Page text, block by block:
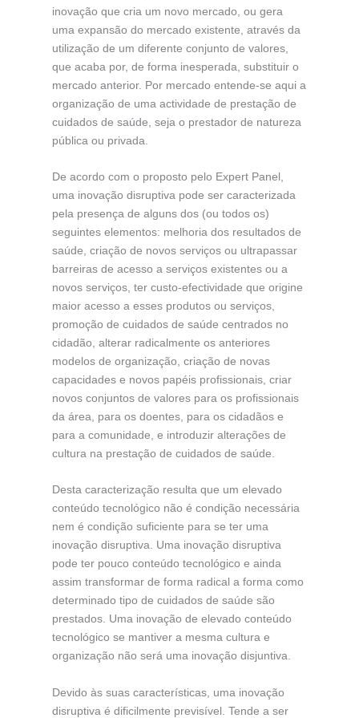
inovação que cria um novo mercado, ou gera
uma expansão do mercado existente, através da
utilização de um diferente conjunto de valores,
que acaba por, de forma inesperada, substituir o
mercado anterior. Por mercado entende-se aqui a
organização de uma actividade de prestação de
cuidados de saúde, seja o prestador de natureza
pública ou privada.
De acordo com o proposto pelo Expert Panel,
uma inovação disruptiva pode ser caracterizada
pela presença de alguns dos (ou todos os)
seguintes elementos: melhoria dos resultados de
saúde, criação de novos serviços ou ultrapassar
barreiras de acesso a serviços existentes ou a
novos serviços, ter custo-efectividade que origine
maior acesso a esses produtos ou serviços,
promoção de cuidados de saúde centrados no
cidadão, alterar radicalmente os anteriores
modelos de organização, criação de novas
capacidades e novos papéis profissionais, criar
novos conjuntos de valores para os profissionais
da área, para os doentes, para os cidadãos e
para a comunidade, e introduzir alterações de
cultura na prestação de cuidados de saúde.
Desta caracterização resulta que um elevado
conteúdo tecnológico não é condição necessária
nem é condição suficiente para se ter uma
inovação disruptiva. Uma inovação disruptiva
pode ter pouco conteúdo tecnológico e ainda
assim transformar de forma radical a forma como
determinado tipo de cuidados de saúde são
prestados. Uma inovação de elevado conteúdo
tecnológico se mantiver a mesma cultura e
organização não será uma inovação disjuntiva.
Devido às suas características, uma inovação
disruptiva é dificilmente previsível. Tende a ser